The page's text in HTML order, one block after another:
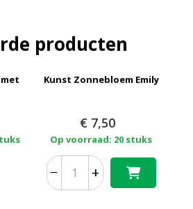
producten
Kunst Zonnebloem Emily
€ 7,50
Op voorraad: 20 stuks
− +